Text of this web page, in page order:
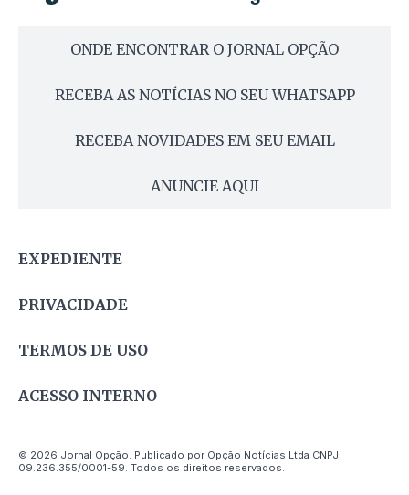
ONDE ENCONTRAR O JORNAL OPÇÃO
RECEBA AS NOTÍCIAS NO SEU WHATSAPP
RECEBA NOVIDADES EM SEU EMAIL
ANUNCIE AQUI
EXPEDIENTE
PRIVACIDADE
TERMOS DE USO
ACESSO INTERNO
© 2026 Jornal Opção. Publicado por Opção Notícias Ltda CNPJ
09.236.355/0001-59. Todos os direitos reservados.